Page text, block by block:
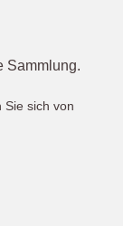
Sammlung.
Sie sich von